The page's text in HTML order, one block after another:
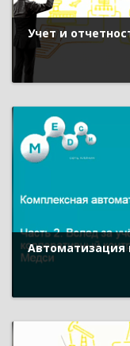
Учет и
Автоматизация